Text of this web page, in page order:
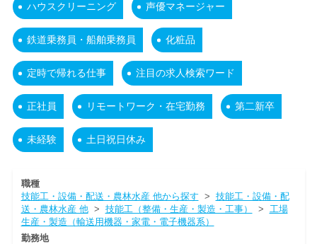
ハウスクリーニング 声優マネージャー
鉄道乗務員・船舶乗務員 化粧品
定時で帰れる仕事 注目の求人検索ワード
正社員 リモートワーク・在宅勤務 第二新卒
未経験 土日祝日休み
職種
技能工・設備・配送・農林水産 他から探す > 技能工・設備・配
送・農林水産 他> 技能工（整備・生産・製造・工事） > 工場
生産・製造（輸送用機器・家電・電子機器系）
勤務地